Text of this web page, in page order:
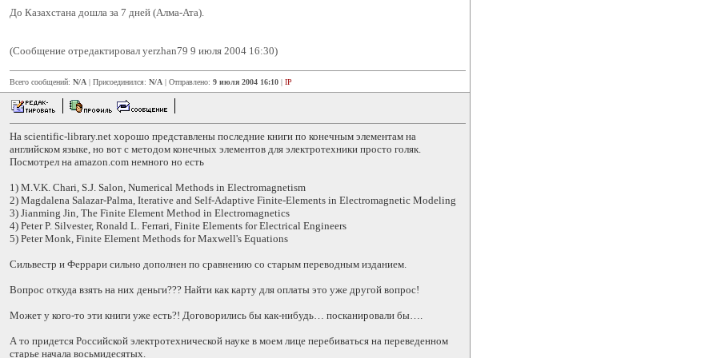
До Казахстана дошла за 7 дней (Алма-Ата).
(Сообщение отредактировал yerzhan79 9 июля 2004 16:30)
Всего сообщений: N/A | Присоединился: N/A | Отправлено: 9 июля 2004 16:10 | IP
На scientific-library.net хорошо представлены последние книги по конечным элементам на
английском языке, но вот с методом конечных элементов для электротехники просто голяк.
Посмотрел на amazon.com немного но есть
1) M.V.K. Chari, S.J. Salon, Numerical Methods in Electromagnetism
2) Magdalena Salazar-Palma, Iterative and Self-Adaptive Finite-Elements in Electromagnetic Modeling
3) Jianming Jin, The Finite Element Method in Electromagnetics
4) Peter P. Silvester, Ronald L. Ferrari, Finite Elements for Electrical Engineers
5) Peter Monk, Finite Element Methods for Maxwell's Equations
Сильвестр и Феррари сильно дополнен по сравнению со старым переводным изданием.
Вопрос откуда взять на них деньги??? Найти как карту для оплаты это уже другой вопрос!
Может у кого-то эти книги уже есть?! Договорились бы как-нибудь… посканировали бы….
А то придется Российской электротехнической науке в моем лице перебиваться на переведенном
старье начала восьмидесятых.